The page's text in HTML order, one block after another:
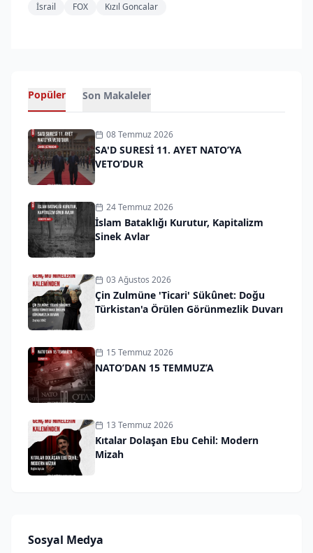
İsrail FOX Kızıl Goncalar
Popüler Son Makaleler
08 Temmuz 2026
SA'D SURESİ 11. AYET NATO’YA
VETO’DUR
24 Temmuz 2026
İslam Bataklığı Kurutur, Kapitalizm
Sinek Avlar
03 Ağustos 2026
Çin Zulmüne 'Ticari' Sükûnet: Doğu
Türkistan'a Örülen Görünmezlik Duvarı
15 Temmuz 2026
NATO’DAN 15 TEMMUZ’A
13 Temmuz 2026
Kıtalar Dolaşan Ebu Cehil: Modern
Mizah
Sosyal Medya